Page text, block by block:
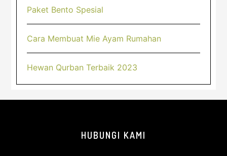
Paket Bento Spesial
Cara Membuat Mie Ayam Rumahan
Hewan Qurban Terbaik 2023
HUBUNGI KAMI